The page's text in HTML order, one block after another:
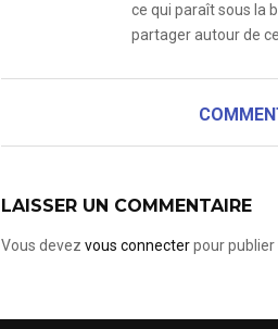
ce qui paraît sous la
partager autour de
LAISSER UN COMMENTAIRE
Vous devez vous connecterpour